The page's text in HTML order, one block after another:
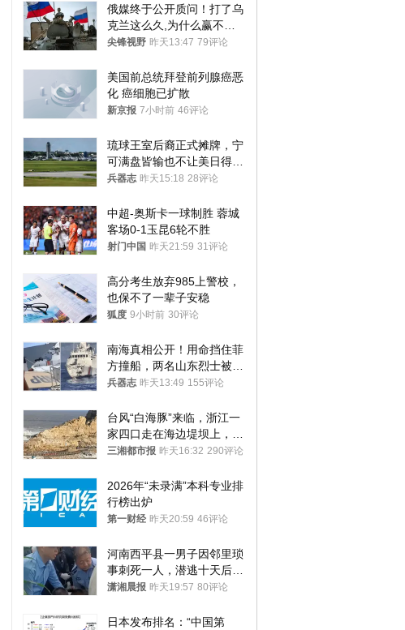
俄媒终于公开质问！打了乌
克兰这么久,为什么赢不了?
答案令人沉默
尖锋视野 昨天13:47 79评论
美国前总统拜登前列腺癌恶
化 癌细胞已扩散
新京报 7小时前 46评论
琉球王室后裔正式摊牌，宁
可满盘皆输也不让美日得
逞，中国成关键
兵器志 昨天15:18 28评论
中超-奥斯卡一球制胜 蓉城
客场0-1玉昆6轮不胜
射门中国 昨天21:59 31评论
高分考生放弃985上警校，
也保不了一辈子安稳
狐度 9小时前 30评论
南海真相公开！用命挡住菲
方撞船，两名山东烈士被授
武警最高荣誉
兵器志 昨天13:49 155评论
台风“白海豚”来临，浙江一
家四口走在海边堤坝上，其
中9岁男孩被巨浪卷入海
三湘都市报 昨天16:32 290评论
2026年“未录满”本科专业排
行榜出炉
第一财经 昨天20:59 46评论
河南西平县一男子因邻里琐
事刺死一人，潜逃十天后在
十多公里外一片玉米地里落
潇湘晨报 昨天19:57 80评论
日本发布排名：“中国第